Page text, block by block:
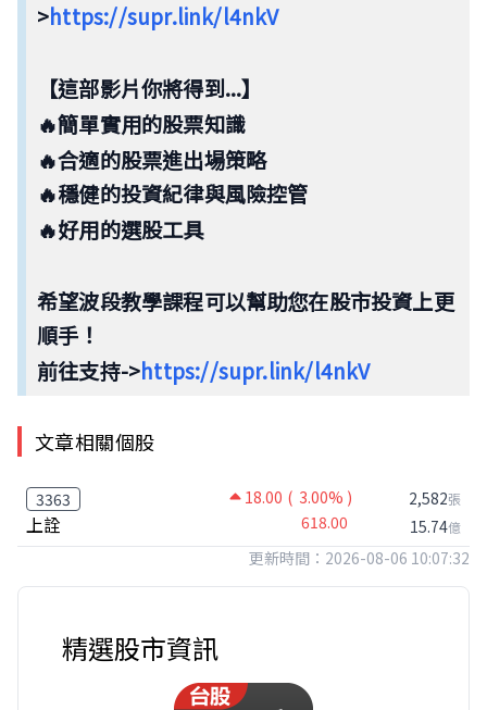
>https://supr.link/l4nkV
【這部影片你將得到...】
🔥簡單實用的股票知識
🔥合適的股票進出場策略
🔥穩健的投資紀律與風險控管
🔥好用的選股工具
希望波段教學課程可以幫助您在股市投資上更
順手！
前往支持->https://supr.link/l4nkV
文章相關個股
3363 18.00 ( 3.00% )
上詮 618.00
2,582張
15.74億
更新時間：2026-08-06 10:07:32
精選股市資訊